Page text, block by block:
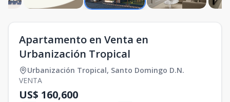
Apartamento en Venta en
Urbanización Tropical
Urbanización Tropical, Santo Domingo D.N.
VENTA
US$ 160,600